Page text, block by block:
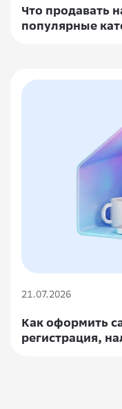
Что продавать
популярные
21.07.2026
Как оформить
регистрация,